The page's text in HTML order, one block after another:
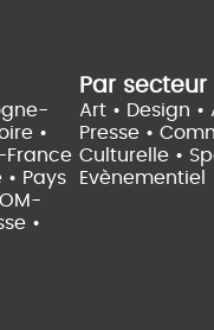
•
France
• Pays
•
Par
Art • Design
Presse •
Culturelle •
Evènementiel